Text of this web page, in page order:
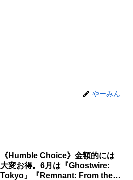
やーみん
《Humble Choice》金額的には
大変お得。6月は『Ghostwire:
Tokyo』『Remnant: From the